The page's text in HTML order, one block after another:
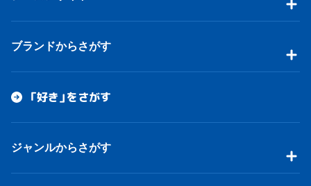
ブランドからさがす
「好き」をさがす
ジャンルからさがす